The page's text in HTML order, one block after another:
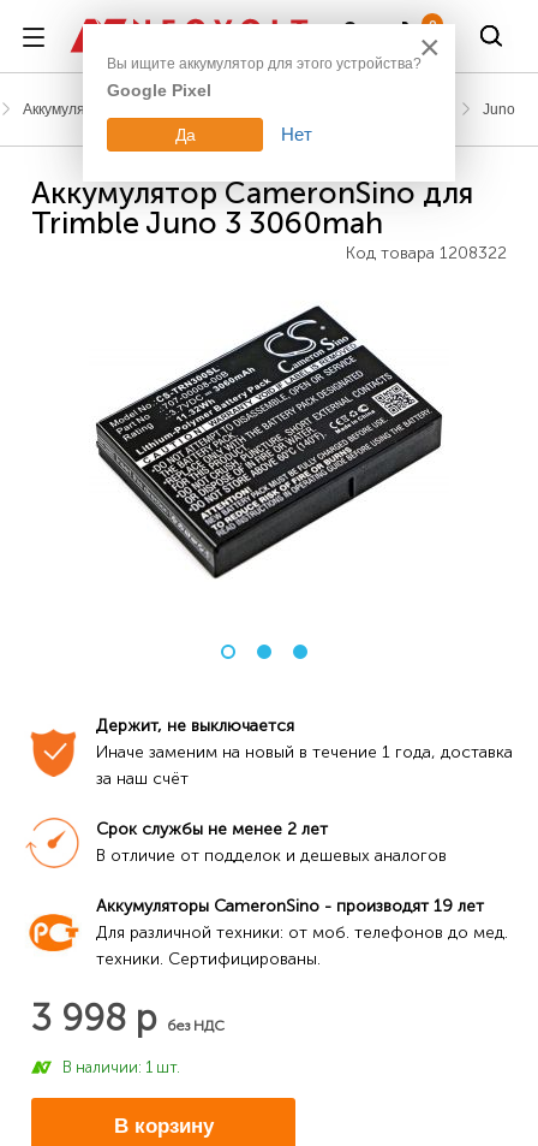
0
Аккумуляторы для геодезического оборудования Juno
Аккумулятор CameronSino для
Trimble Juno 3 3060mah
Код товара 1208322
Держит, не выключается
Иначе заменим на новый в течение 1 года, доставка
за наш счёт
Срок службы не менее 2 лет
В отличие от подделок и дешевых аналогов
Аккумуляторы CameronSino - производят 19 лет
Для различной техники: от моб. телефонов до мед.
техники. Сертифицированы.
3 998 р без НДС
В наличии: 1 шт.
В корзину
×
Вы ищите аккумулятор для этого устройства?
Google Pixel
Да Нет